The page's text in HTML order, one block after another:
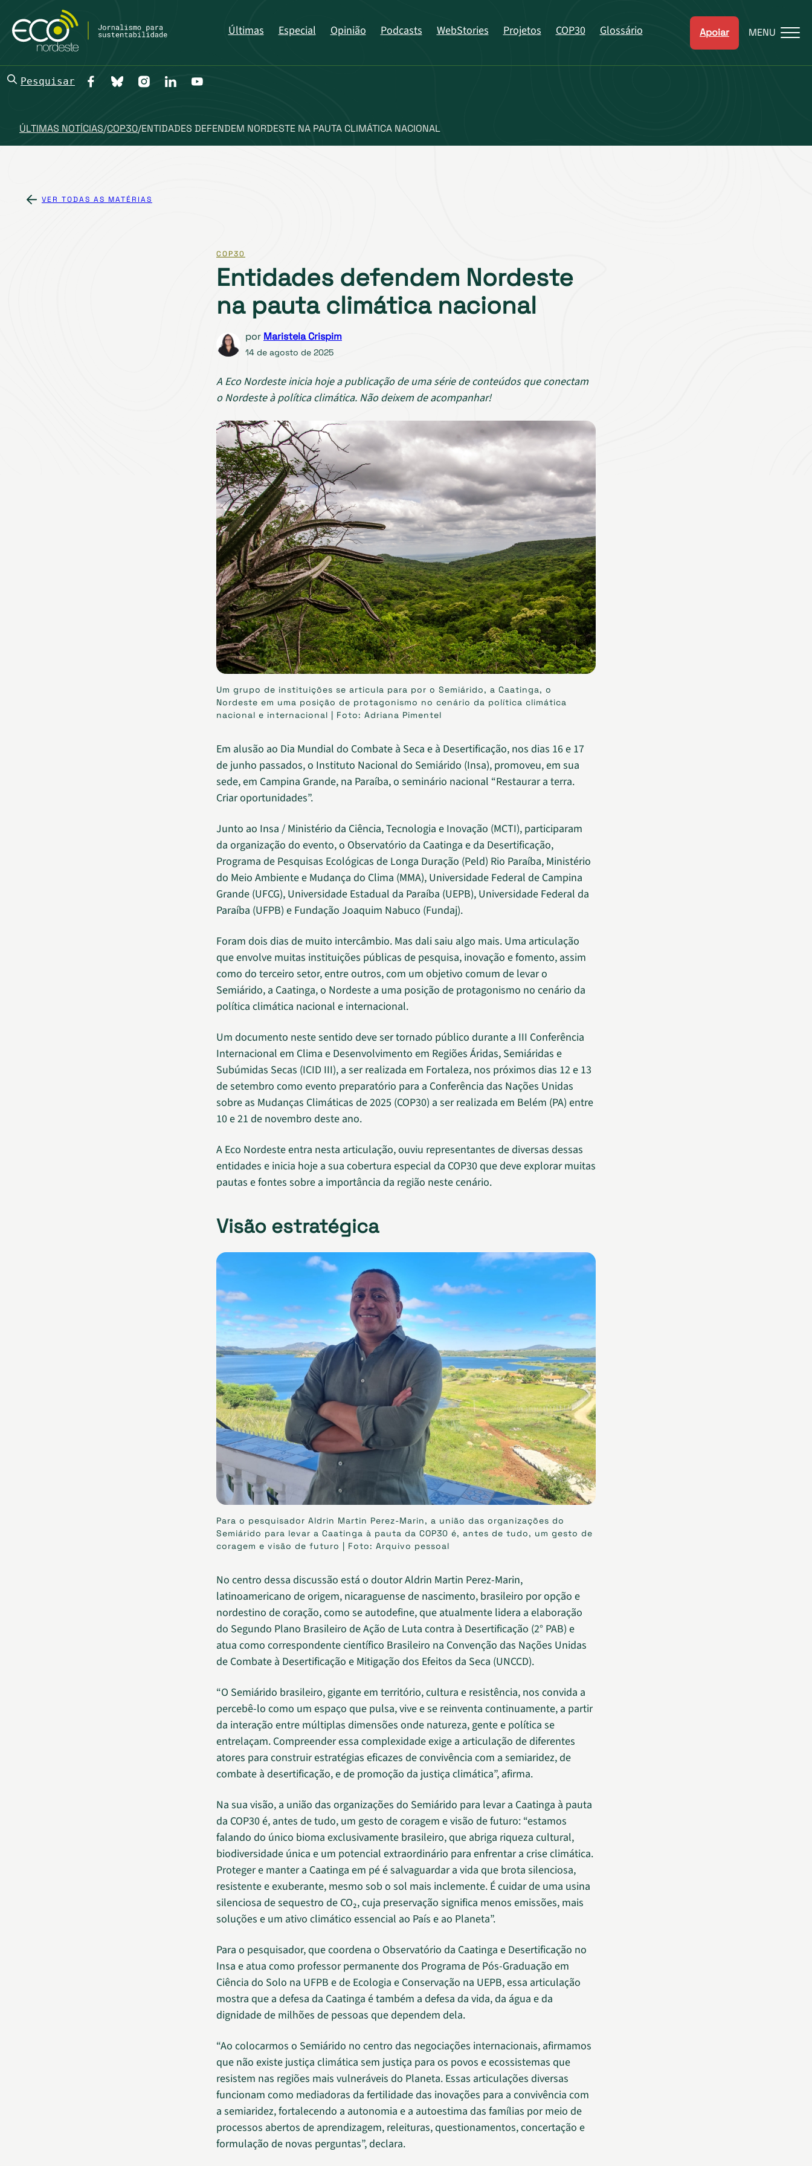
Últimas Especial Opinião Podcasts WebStories Projetos COP30 Glossário Apoiar MENU
Pesquisar
ÚLTIMAS NOTÍCIAS/COP30/ENTIDADES DEFENDEM NORDESTE NA PAUTA CLIMÁTICA NACIONAL
VER TODAS AS MATÉRIAS
COP30
Entidades defendem Nordeste
na pauta climática nacional
por Maristela Crispim
14 de agosto de 2025
A Eco Nordeste inicia hoje a publicação de uma série de conteúdos que conectam
o Nordeste à política climática. Não deixem de acompanhar!
Um grupo de instituições se articula para por o Semiárido, a Caatinga, o
Nordeste em uma posição de protagonismo no cenário da política climática
nacional e internacional | Foto: Adriana Pimentel
Em alusão ao Dia Mundial do Combate à Seca e à Desertificação, nos dias 16 e 17
de junho passados, o Instituto Nacional do Semiárido (Insa), promoveu, em sua
sede, em Campina Grande, na Paraíba, o seminário nacional “Restaurar a terra.
Criar oportunidades”.
Junto ao Insa / Ministério da Ciência, Tecnologia e Inovação (MCTI), participaram
da organização do evento, o Observatório da Caatinga e da Desertificação,
Programa de Pesquisas Ecológicas de Longa Duração (Peld) Rio Paraíba, Ministério
do Meio Ambiente e Mudança do Clima (MMA), Universidade Federal de Campina
Grande (UFCG), Universidade Estadual da Paraíba (UEPB), Universidade Federal da
Paraíba (UFPB) e Fundação Joaquim Nabuco (Fundaj).
Foram dois dias de muito intercâmbio. Mas dali saiu algo mais. Uma articulação
que envolve muitas instituições públicas de pesquisa, inovação e fomento, assim
como do terceiro setor, entre outros, com um objetivo comum de levar o
Semiárido, a Caatinga, o Nordeste a uma posição de protagonismo no cenário da
política climática nacional e internacional.
Um documento neste sentido deve ser tornado público durante a III Conferência
Internacional em Clima e Desenvolvimento em Regiões Áridas, Semiáridas e
Subúmidas Secas (ICID III), a ser realizada em Fortaleza, nos próximos dias 12 e 13
de setembro como evento preparatório para a Conferência das Nações Unidas
sobre as Mudanças Climáticas de 2025 (COP30) a ser realizada em Belém (PA) entre
10 e 21 de novembro deste ano.
A Eco Nordeste entra nesta articulação, ouviu representantes de diversas dessas
entidades e inicia hoje a sua cobertura especial da COP30 que deve explorar muitas
pautas e fontes sobre a importância da região neste cenário.
Visão estratégica
Para o pesquisador Aldrin Martin Perez-Marin, a união das organizações do
Semiárido para levar a Caatinga à pauta da COP30 é, antes de tudo, um gesto de
coragem e visão de futuro | Foto: Arquivo pessoal
No centro dessa discussão está o doutor Aldrin Martin Perez-Marin,
latinoamericano de origem, nicaraguense de nascimento, brasileiro por opção e
nordestino de coração, como se autodefine, que atualmente lidera a elaboração
do Segundo Plano Brasileiro de Ação de Luta contra à Desertificação (2° PAB) e
atua como correspondente científico Brasileiro na Convenção das Nações Unidas
de Combate à Desertificação e Mitigação dos Efeitos da Seca (UNCCD).
“O Semiárido brasileiro, gigante em território, cultura e resistência, nos convida a
percebê-lo como um espaço que pulsa, vive e se reinventa continuamente, a partir
da interação entre múltiplas dimensões onde natureza, gente e política se
entrelaçam. Compreender essa complexidade exige a articulação de diferentes
atores para construir estratégias eficazes de convivência com a semiaridez, de
combate à desertificação, e de promoção da justiça climática”, afirma.
Na sua visão, a união das organizações do Semiárido para levar a Caatinga à pauta
da COP30 é, antes de tudo, um gesto de coragem e visão de futuro: “estamos
falando do único bioma exclusivamente brasileiro, que abriga riqueza cultural,
biodiversidade única e um potencial extraordinário para enfrentar a crise climática.
Proteger e manter a Caatinga em pé é salvaguardar a vida que brota silenciosa,
resistente e exuberante, mesmo sob o sol mais inclemente. É cuidar de uma usina
silenciosa de sequestro de CO₂, cuja preservação significa menos emissões, mais
soluções e um ativo climático essencial ao País e ao Planeta”.
Para o pesquisador, que coordena o Observatório da Caatinga e Desertificação no
Insa e atua como professor permanente dos Programa de Pós-Graduação em
Ciência do Solo na UFPB e de Ecologia e Conservação na UEPB, essa articulação
mostra que a defesa da Caatinga é também a defesa da vida, da água e da
dignidade de milhões de pessoas que dependem dela.
“Ao colocarmos o Semiárido no centro das negociações internacionais, afirmamos
que não existe justiça climática sem justiça para os povos e ecossistemas que
resistem nas regiões mais vulneráveis do Planeta. Essas articulações diversas
funcionam como mediadoras da fertilidade das inovações para a convivência com
a semiaridez, fortalecendo a autonomia e a autoestima das famílias por meio de
processos abertos de aprendizagem, releituras, questionamentos, concertação e
formulação de novas perguntas”, declara.